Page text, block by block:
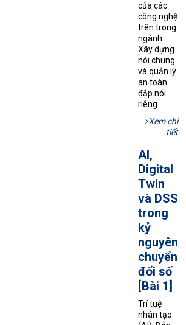
của các
công nghệ
trên trong
ngành
Xây dựng
nói chung
và quản lý
an toàn
đập nói
riêng
Xem chi
tiết
AI,
Digital
Twin
và DSS
trong
kỷ
nguyên
chuyển
đổi số
[Bài 1]
Trí tuệ
nhân tạo